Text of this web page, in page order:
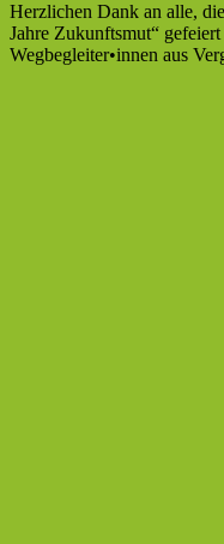
Herzlichen Dank an alle,
Jahre Zukunftsmut“
Wegbegleiter•innen aus